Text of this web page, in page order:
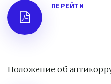
ПЕРЕЙТИ
Положение об